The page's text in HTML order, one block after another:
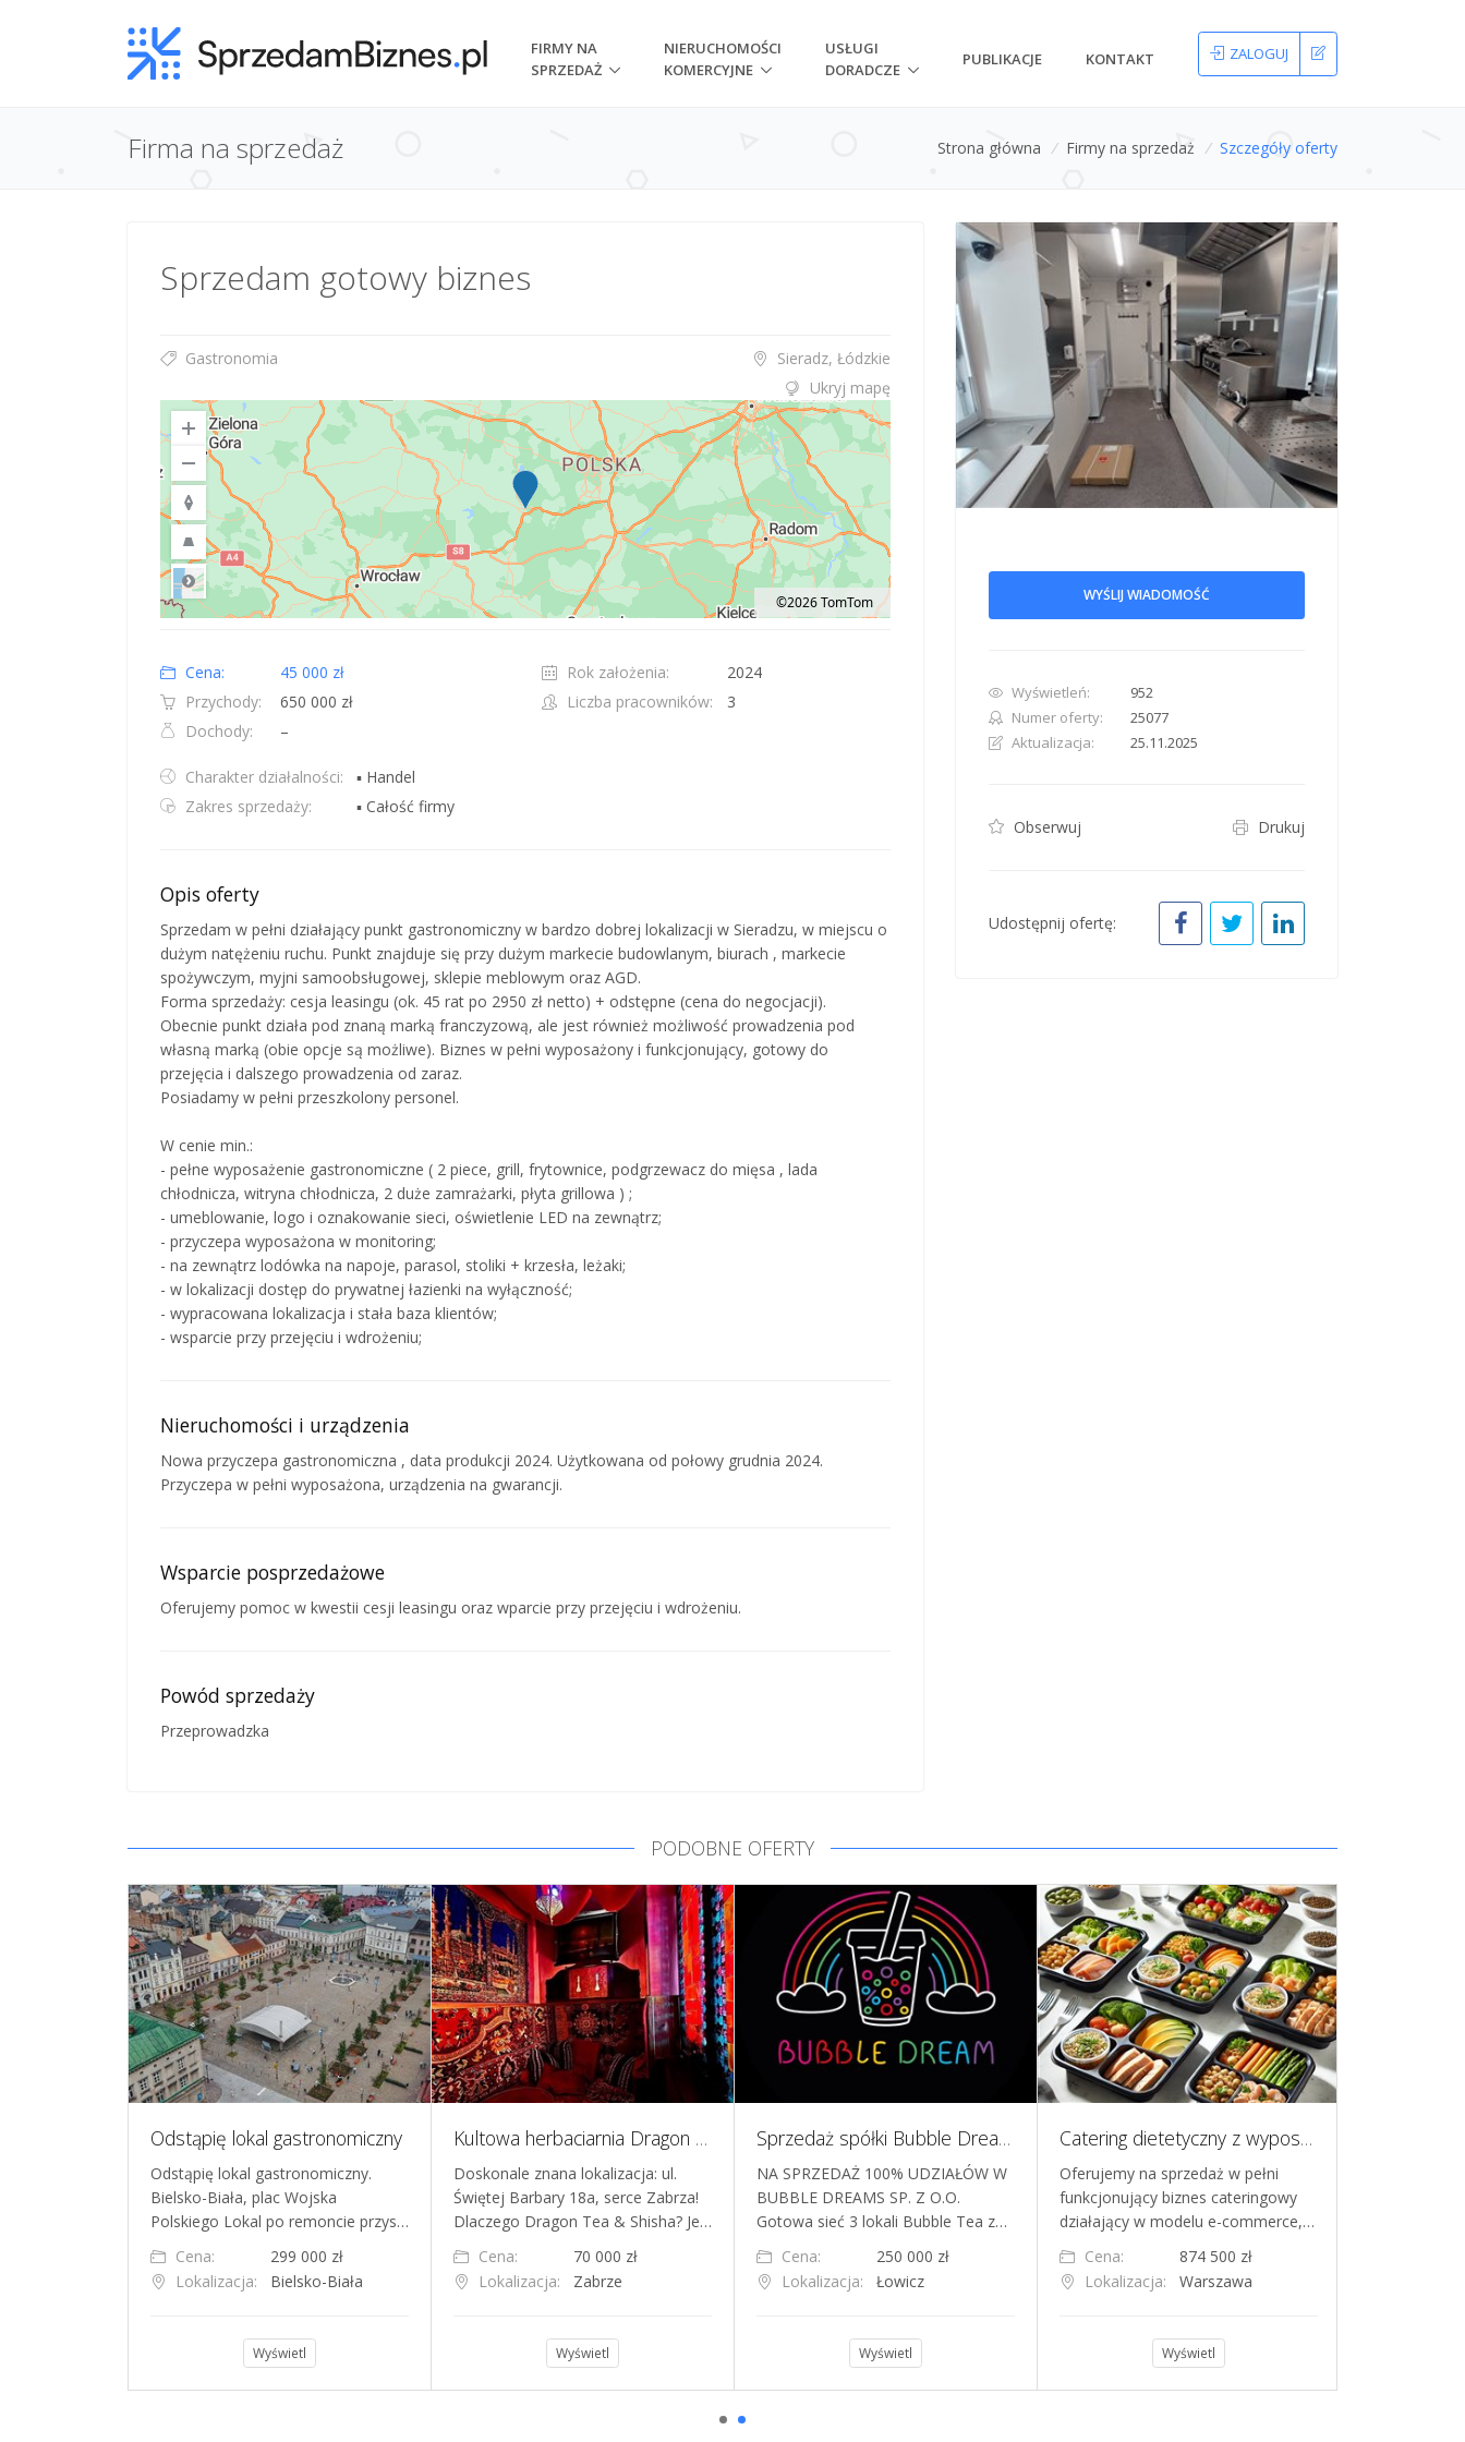
FIRMY NA
SPRZEDAŻ
NIERUCHOMOŚCI
KOMERCYJNE
USŁUGI
DORADCZE
PUBLIKACJE KONTAKT ZALOGUJ
Firma na sprzedaż Strona główna / Firmy na sprzedaż / Szczegóły oferty
Sprzedam gotowy biznes
Gastronomia
Sieradz, Łódzkie
Ukryj mapę
Road
©2026 TomTom
Cena:
45 000 zł
Przychody:
650 000 zł
Dochody:
–
Rok założenia:
2024
Liczba pracowników:
3
Charakter działalności:
▪ Handel
Zakres sprzedaży:
▪ Całość firmy
Opis oferty
Sprzedam w pełni działający punkt gastronomiczny w bardzo dobrej lokalizacji w Sieradzu, w miejscu o
dużym natężeniu ruchu. Punkt znajduje się przy dużym markecie budowlanym, biurach , markecie
spożywczym, myjni samoobsługowej, sklepie meblowym oraz AGD.
Forma sprzedaży: cesja leasingu (ok. 45 rat po 2950 zł netto) + odstępne (cena do negocjacji).
Obecnie punkt działa pod znaną marką franczyzową, ale jest również możliwość prowadzenia pod
własną marką (obie opcje są możliwe). Biznes w pełni wyposażony i funkcjonujący, gotowy do
przejęcia i dalszego prowadzenia od zaraz.
Posiadamy w pełni przeszkolony personel.
W cenie min.:
- pełne wyposażenie gastronomiczne ( 2 piece, grill, frytownice, podgrzewacz do mięsa , lada
chłodnicza, witryna chłodnicza, 2 duże zamrażarki, płyta grillowa ) ;
- umeblowanie, logo i oznakowanie sieci, oświetlenie LED na zewnątrz;
- przyczepa wyposażona w monitoring;
- na zewnątrz lodówka na napoje, parasol, stoliki + krzesła, leżaki;
- w lokalizacji dostęp do prywatnej łazienki na wyłączność;
- wypracowana lokalizacja i stała baza klientów;
- wsparcie przy przejęciu i wdrożeniu;
Nieruchomości i urządzenia
Nowa przyczepa gastronomiczna , data produkcji 2024. Użytkowana od połowy grudnia 2024.
Przyczepa w pełni wyposażona, urządzenia na gwarancji.
Wsparcie posprzedażowe
Oferujemy pomoc w kwestii cesji leasingu oraz wparcie przy przejęciu i wdrożeniu.
Powód sprzedaży
Przeprowadzka
WYŚLIJ WIADOMOŚĆ
Wyświetleń:
952
Numer oferty:
25077
Aktualizacja:
25.11.2025
Obserwuj Drukuj
Udostępnij ofertę:
PODOBNE OFERTY
Odstąpię lokal gastronomiczny
Odstąpię lokal gastronomiczny.
Bielsko-Biała, plac Wojska
Polskiego Lokal po remoncie przys…
Cena:
299 000 zł
Lokalizacja:
Bielsko-Biała
Wyświetl
Kultowa herbaciarnia Dragon Tea & Shisha w Zabrzu
Doskonale znana lokalizacja: ul.
Świętej Barbary 18a, serce Zabrza!
Dlaczego Dragon Tea & Shisha? Je…
Cena:
70 000 zł
Lokalizacja:
Zabrze
Wyświetl
Sprzedaż spółki Bubble Dreams z 3 lokalami Bubble Tea
NA SPRZEDAŻ 100% UDZIAŁÓW W
BUBBLE DREAMS SP. Z O.O.
Gotowa sieć 3 lokali Bubble Tea z…
Cena:
250 000 zł
Lokalizacja:
Łowicz
Wyświetl
Catering dietetyczny z wyposażonym lokalem
Oferujemy na sprzedaż w pełni
funkcjonujący biznes cateringowy
działający w modelu e-commerce,…
Cena:
874 500 zł
Lokalizacja:
Warszawa
Wyświetl